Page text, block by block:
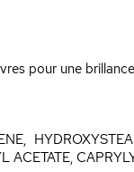
pour une
ACETATE,